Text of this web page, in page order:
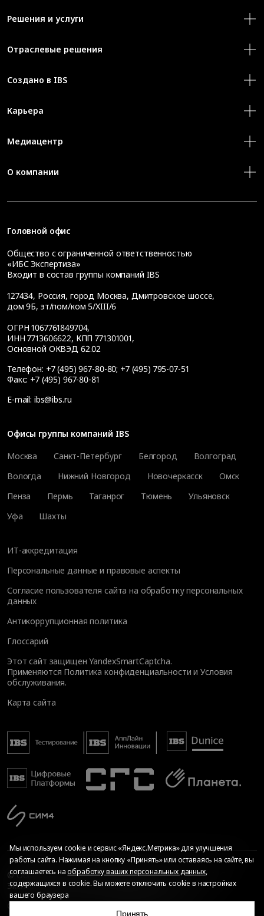
Решения и услуги
Отраслевые решения
Создано в IBS
Карьера
Медиацентр
О компании
Головной офис
Общество с ограниченной ответственностью
«ИБС Экспертиза»
Входит в состав группы компаний IBS
127434, Россия, город Москва, Дмитровское шоссе,
дом 9Б, эт/пом/ком 5/XIII/6
ОГРН 1067761849704,
ИНН 7713606622, КПП 771301001,
Основной ОКВЭД 62.02
Телефон: +7 (495) 967-80-80; +7 (495) 795-07-51
Факс: +7 (495) 967-80-81
E-mail: ibs@ibs.ru
Офисы группы компаний IBS
Москва
Санкт-Петербург Белгород
Волгоград
Вологда
Нижний Новгород Новочеркасск
Омск
Пенза
Пермь Таганрог Тюмень
Ульяновск
Уфа
Шахты
ИТ-аккредитация
Персональные данные и правовые аспекты
Согласие пользователя сайта на обработку персональных
данных
Антикоррупционная политика
Глоссарий
Этот сайт защищен YandexSmartCaptcha.
Применяются Политика конфиденциальности иУсловия
обслуживания.
Карта сайта
© Общество с ограниченной ответственностью «ИБС
Экспертиза», 2026. Все права защищены
Мы используем cookie и сервис «Яндекс.Метрика» для улучшения
работы сайта. Нажимая на кнопку «Принять» или оставаясь на сайте, вы
соглашаетесь наобработку ваших персональных данных,
содержащихся в cookie. Вы можете отключить cookie в настройках
вашего браузера
Принять